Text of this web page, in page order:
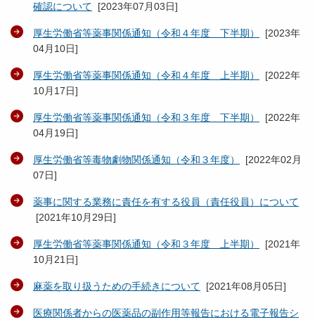
確認について [2023年07月03日]
厚生労働省等薬事関係通知（令和４年度 下半期） [2023年
04月10日]
厚生労働省等薬事関係通知（令和４年度 上半期） [2022年
10月17日]
厚生労働省等薬事関係通知（令和３年度 下半期） [2022年
04月19日]
厚生労働省等毒物劇物関係通知（令和３年度） [2022年02月
07日]
薬事に関する業務に責任を有する役員（責任役員）について
[2021年10月29日]
厚生労働省等薬事関係通知（令和３年度 上半期） [2021年
10月21日]
麻薬を取り扱うための手続きについて [2021年08月05日]
医療関係者からの医薬品の副作用等報告における電子報告シ